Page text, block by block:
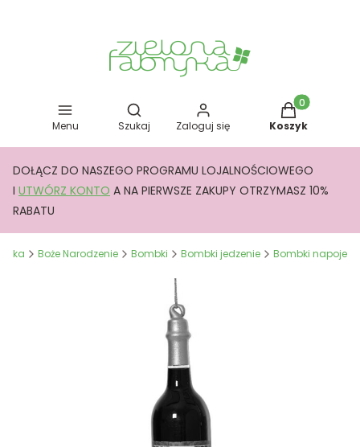
Menu
Otwórz wyszukiwarkę
Szukaj Zaloguj się
Produkty w
Koszyk
DOŁĄCZ DO NASZEGO PROGRAMU LOJALNOŚCIOWEGO
I UTWÓRZ KONTO A NA PIERWSZE ZAKUPY OTRZYMASZ 10%
RABATU
Boże Narodzenie Bombki Bombki jedzenie Bombki napoje